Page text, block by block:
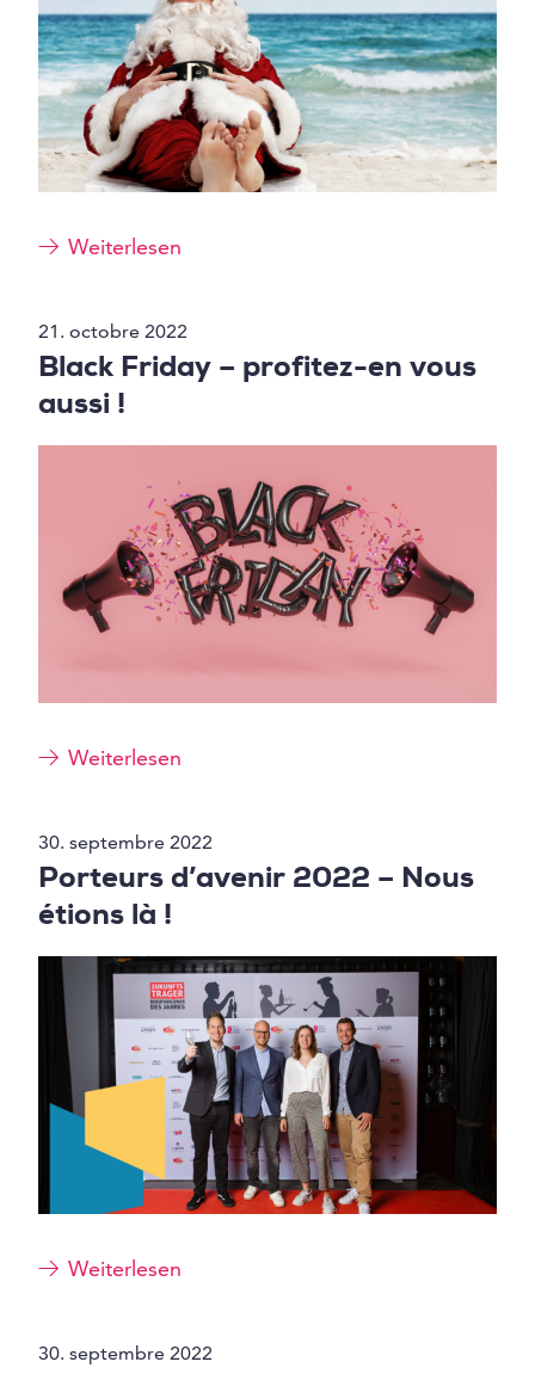
Weiterlesen
21. octobre 2022
Black Friday – profitez-en vous
aussi !
Weiterlesen
30. septembre 2022
Porteurs d’avenir 2022 – Nous
étions là !
Weiterlesen
30. septembre 2022